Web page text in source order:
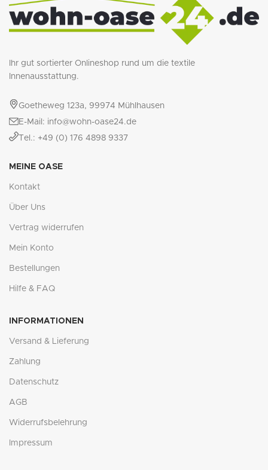
Ihr gut sortierter Onlineshop rund um die textile
Innenausstattung.
Goetheweg 123a, 99974 Mühlhausen
E-Mail: info@wohn-oase24.de
Tel.: +49 (0) 176 4898 9337
MEINE OASE
Kontakt
Über Uns
Vertrag widerrufen
Mein Konto
Bestellungen
Hilfe & FAQ
INFORMATIONEN
Versand & Lieferung
Zahlung
Datenschutz
AGB
Widerrufsbelehrung
Impressum